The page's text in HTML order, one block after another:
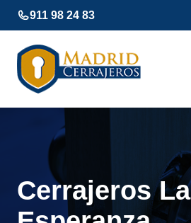
Saltar
al
contenido
911 98 24 83
Cerrajeros La